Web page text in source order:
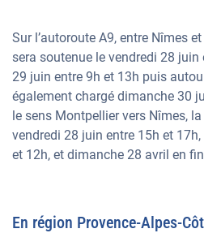
Sur l’autoroute A9, entre Nîmes
sera soutenue le vendredi 28
29 juin entre 9h et 13h puis
également chargé dimanche 30
le sens Montpellier vers Nîmes,
vendredi 28 juin entre 15h et
et 12h, et dimanche 28 avril en
En région Provence-Alpes-